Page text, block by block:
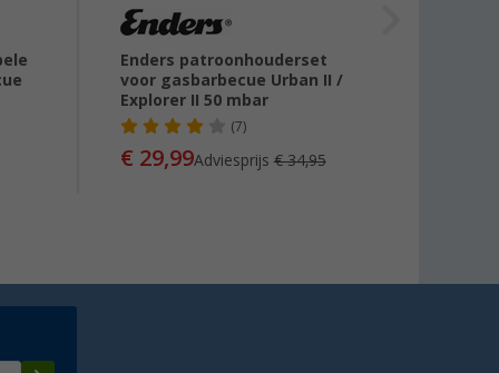
Enders patroonhouderset
voor gasbarbecue Urban II /
Explorer II 50 mbar
(7)
€ 29,99Adviesprijs € 34,95